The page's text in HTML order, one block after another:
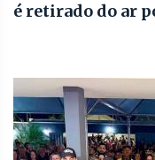
é retirado do ar